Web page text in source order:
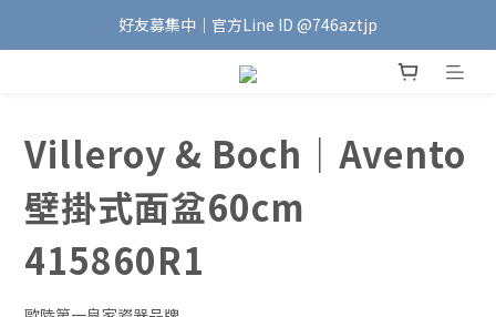
加入會員｜即享$100元購物金🛍️
好友募集中｜官方Line ID @746aztjp
加入會員｜即享$100元購物金🛍️
Villeroy & Boch｜Avento
壁掛式面盆60cm
415860R1